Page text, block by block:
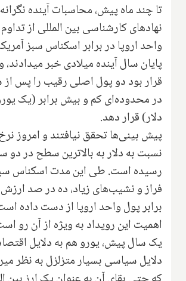
تا چند ماه پیش، محاسبات آینده
نهادهای کارشناسی بین المللی از
واحد اروپا در برابر اسکناس سبز
پایان سال آینده میلادی خبر
قرار بود دو پول اصلی رقیب را پس
در محدوده‌ای کم و بیش برابر (یک
دلار) قرار دهد.
پیش بینی‌ها تحقق نیافتند و امروز
نسبت به دلار به بالاترین سطح در
رسیده است. طی این مدت اسکناس
فراز و نشیب‌های زیاد، ده در صد
برابر پول واحد اروپا از دست داده
اهمیت این رویداد به ویژه از آن رو
یک سال پیش، یورو هم به دلایل
دلایل سیاسی بسیار متزلزل به نظر